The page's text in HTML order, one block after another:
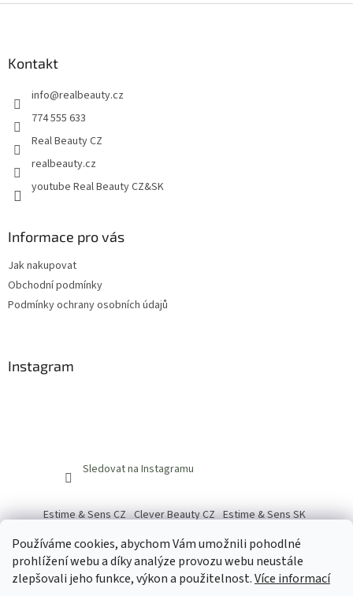
Používáme cookies, abychom Vám umožnili pohodlné
prohlížení webu a díky analýze provozu webu neustále
zlepšovali jeho funkce, výkon a použitelnost.Více informací
Kontakt
info@realbeauty.cz
774 555 633
Real Beauty CZ
realbeauty.cz
youtube Real Beauty CZ&SK
Informace pro vás
Jak nakupovat
Obchodní podmínky
Podmínky ochrany osobních údajů
Instagram
Sledovat na Instagramu
Estime & Sens CZ Clever Beauty CZ Estime & Sens SK